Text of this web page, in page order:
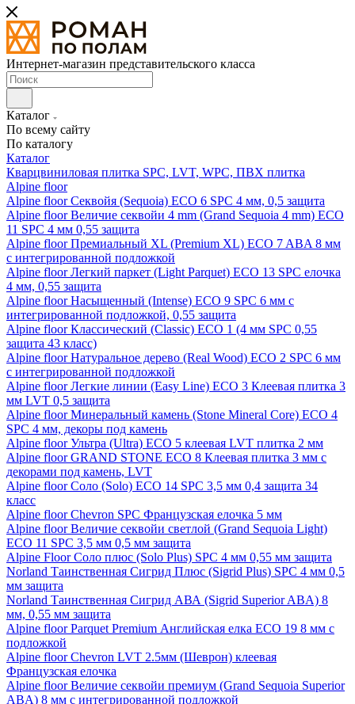
Интернет-магазин представительского класса
Каталог
По всему сайту
По каталогу
Каталог
Кварцвиниловая плитка SPC, LVT, WPC, ПВХ плитка
Alpine floor
Alpine floor Секвойя (Sequoia) ECO 6 SPC 4 мм, 0,5 защита
Alpine floor Величие секвойи 4 mm (Grand Sequoia 4 mm) ECO
11 SPC 4 мм 0,55 защита
Alpine floor Премиальный XL (Premium XL) ECO 7 ABA 8 мм
с интегрированной подложкой
Alpine floor Легкий паркет (Light Parquet) ECO 13 SPC елочка
4 мм, 0,55 защита
Alpine floor Насыщенный (Intense) ECO 9 SPC 6 мм с
интегрированной подложкой, 0,55 защита
Alpine floor Классический (Classic) ECO 1 (4 мм SPC 0,55
защита 43 класс)
Alpine floor Натуральное дерево (Real Wood) ECO 2 SPC 6 мм
с интегрированной подложкой
Alpine floor Легкие линии (Easy Line) ECO 3 Клеевая плитка 3
мм LVT 0,5 защита
Alpine floor Минеральный камень (Stone Mineral Core) ECO 4
SPC 4 мм, декоры под камень
Alpine floor Ультра (Ultra) ECO 5 клеевая LVT плитка 2 мм
Alpine floor GRAND STONE ECO 8 Клеевая плитка 3 мм с
декорами под камень, LVT
Alpine floor Соло (Solo) ECO 14 SPC 3,5 мм 0,4 защита 34
класс
Alpine floor Chevron SPC Французская елочка 5 мм
Alpine floor Величие секвойи светлой (Grand Sequoia Light)
ECO 11 SPC 3,5 мм 0,5 мм защита
Alpine Floor Соло плюс (Solo Plus) SPC 4 мм 0,55 мм защита
Norland Таинственная Сигрид Плюс (Sigrid Plus) SPC 4 мм 0,5
мм защита
Norland Таинственная Сигрид АВА (Sigrid Superior ABA) 8
мм, 0,55 мм защита
Alpine floor Parquet Premium Английская елка ECO 19 8 мм с
подложкой
Alpine floor Chevron LVT 2.5мм (Шеврон) клеевая
Французская елочка
Alpine floor Величие секвойи премиум (Grand Sequoia Superior
ABA) 8 мм с интегрированной подложкой